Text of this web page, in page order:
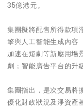
35億港元。
集團擬將配售所得款項
擎與人工智能生成內容
加速在短劇等新應用場
劇；智能廣告平台的升
集團指出，是次交易將
優化財政狀況及淨資產